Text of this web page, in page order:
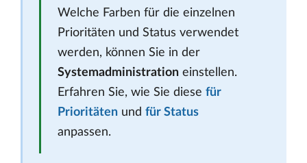
Welche Farben für die einzelnen
Prioritäten und Status verwendet
werden, können Sie in der
Systemadministration einstellen.
Erfahren Sie, wie Sie diese für
Prioritäten und für Status
anpassen.